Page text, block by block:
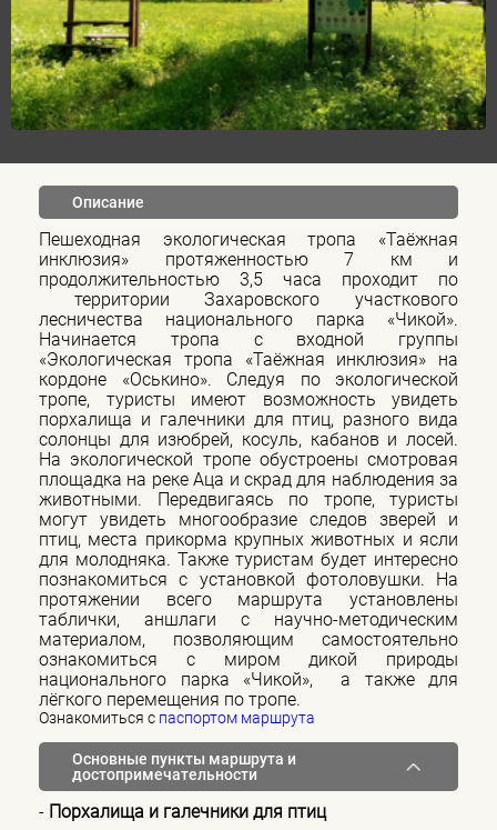
Описание
Пешеходная экологическая тропа «Таёжная
инклюзия» протяженностью 7 км и
продолжительностью 3,5 часа проходит по
территории Захаровского участкового
лесничества национального парка «Чикой».
Начинается тропа с входной группы
«Экологическая тропа «Таёжная инклюзия» на
кордоне «Оськино». Следуя по экологической
тропе, туристы имеют возможность увидеть
порхалища и галечники для птиц, разного вида
солонцы для изюбрей, косуль, кабанов и лосей.
На экологической тропе обустроены смотровая
площадка на реке Аца и скрад для наблюдения за
животными. Передвигаясь по тропе, туристы
могут увидеть многообразие следов зверей и
птиц, места прикорма крупных животных и ясли
для молодняка. Также туристам будет интересно
познакомиться с установкой фотоловушки. На
протяжении всего маршрута установлены
таблички, аншлаги с научно-методическим
материалом, позволяющим самостоятельно
ознакомиться с миром дикой природы
национального парка «Чикой», а также для
лёгкого перемещения по тропе.
Ознакомиться с паспортом маршрута
Основные пункты маршрута и
достопримечательности
- Порхалища и галечники для птиц